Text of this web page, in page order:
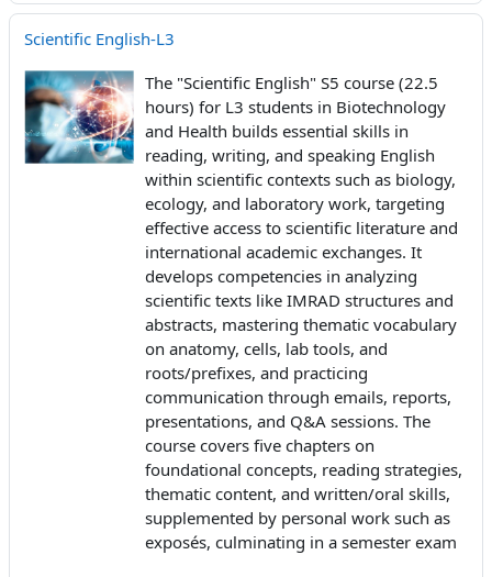
Scientific English-L3
The "Scientific English" S5 course (22.5
hours) for L3 students in Biotechnology
and Health builds essential skills in
reading, writing, and speaking English
within scientific contexts such as biology,
ecology, and laboratory work, targeting
effective access to scientific literature and
international academic exchanges. It
develops competencies in analyzing
scientific texts like IMRAD structures and
abstracts, mastering thematic vocabulary
on anatomy, cells, lab tools, and
roots/prefixes, and practicing
communication through emails, reports,
presentations, and Q&A sessions. The
course covers five chapters on
foundational concepts, reading strategies,
thematic content, and written/oral skills,
supplemented by personal work such as
exposés, culminating in a semester exam